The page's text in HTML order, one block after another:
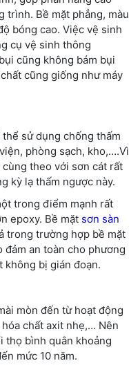
trình. Bề mặt phẳng, màu
bóng cao. Việc vệ sinh
cụ vệ sinh thông
cũng không bám bụi
cũng giống như máy
sử dụng chống thấm
phòng sạch, kho,….Vì
cùng theo với sơn cát rất
kỳ lạ thấm ngược này.
trong điểm mạnh rất
epoxy. Bề mặt sơn sàn
trong trường hợp bề mặt
đảm an toàn cho phương
không bị gián đoạn.
mòn đến từ hoạt động
chất axit nhẹ,… Nên
thọ bình quân khoảng
mức 10 năm.